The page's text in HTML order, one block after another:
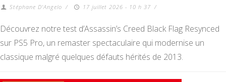
Stéphane D'Angelo / 17 juillet 2026 - 10 h 37 /
Découvrez notre test d’Assassin’s Creed Black Flag Resynced
sur PS5 Pro, un remaster spectaculaire qui modernise un
classique malgré quelques défauts hérités de 2013.